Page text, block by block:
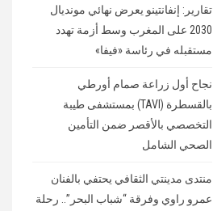
تقارير: إنفانتينو يعرض نهائي مونديال
2030 على المغرب وسط أزمة تهدد
مستقبله في رئاسة «فيفا»
نجاح أول زراعة صمام أورطي
بالقسطرة (TAVI) بمستشفى طيبة
التخصصي بالأقصر ضمن التأمين
الصحي الشامل
منتدى مدينتي الثقافي يحتفي بالفنان
عمرو راوي وفرقة “شباب البحر”.. رحلة